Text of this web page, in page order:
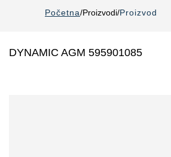
Početna Proizvodi Proizvod
DYNAMIC AGM 595901085